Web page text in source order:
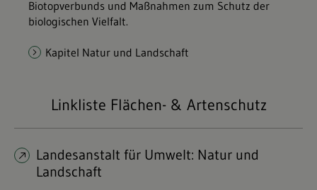
Biotopverbunds und Maßnahmen zum Schutz der
biologischen Vielfalt.
Kapitel Natur und Landschaft
Linkliste Flächen- & Artenschutz
Landesanstalt für Umwelt: Natur und
Landschaft